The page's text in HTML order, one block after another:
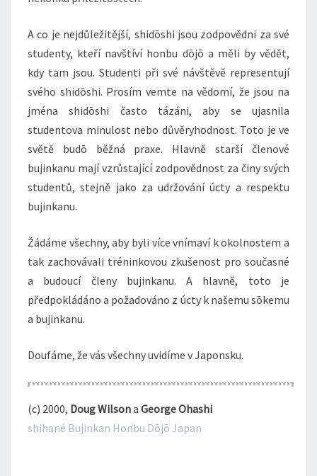
A co je nejdůležitější, shidōshi jsou zodpovědni za své
studenty, kteří navštíví honbu dōjō a měli by vědět,
kdy tam jsou. Studenti při své návštěvě representují
svého shidōshi. Prosím vemte na vědomí, že jsou na
jména shidōshi často tázáni, aby se ujasnila
studentova minulost nebo důvěryhodnost. Toto je ve
světě budō běžná praxe. Hlavně starší členové
bujinkanu mají vzrůstající zodpovědnost za činy svých
studentů, stejně jako za udržování úcty a respektu
bujinkanu.
Žádáme všechny, aby byli více vnímaví k okolnostem a
tak zachovávali tréninkovou zkušenost pro současné
a budoucí členy bujinkanu. A hlavně, toto je
předpokládáno a požadováno z úcty k našemu sōkemu
a bujinkanu.
Doufáme, že vás všechny uvidíme v Japonsku.
(c) 2000, Doug Wilsona George Ohashi
shihané Bujinkan Honbu Dōjō Japan